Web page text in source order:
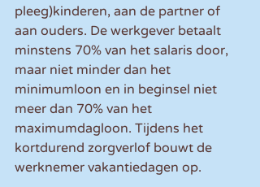
pleeg)kinderen, aan de partner of
aan ouders. De werkgever betaalt
minstens 70% van het salaris door,
maar niet minder dan het
minimumloon en in beginsel niet
meer dan 70% van het
maximumdagloon. Tijdens het
kortdurend zorgverlof bouwt de
werknemer vakantiedagen op.